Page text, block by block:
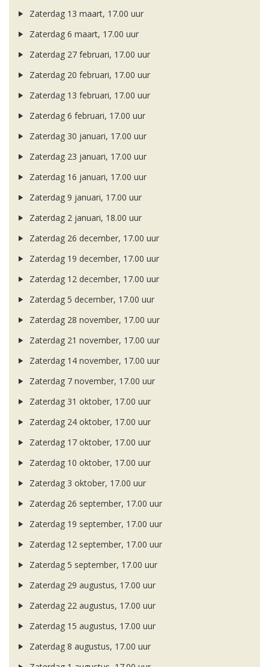
Zaterdag 13 maart, 17.00 uur
Zaterdag 6 maart, 17.00 uur
Zaterdag 27 februari, 17.00 uur
Zaterdag 20 februari, 17.00 uur
Zaterdag 13 februari, 17.00 uur
Zaterdag 6 februari, 17.00 uur
Zaterdag 30 januari, 17.00 uur
Zaterdag 23 januari, 17.00 uur
Zaterdag 16 januari, 17.00 uur
Zaterdag 9 januari, 17.00 uur
Zaterdag 2 januari, 18.00 uur
Zaterdag 26 december, 17.00 uur
Zaterdag 19 december, 17.00 uur
Zaterdag 12 december, 17.00 uur
Zaterdag 5 december, 17.00 uur
Zaterdag 28 november, 17.00 uur
Zaterdag 21 november, 17.00 uur
Zaterdag 14 november, 17.00 uur
Zaterdag 7 november, 17.00 uur
Zaterdag 31 oktober, 17.00 uur
Zaterdag 24 oktober, 17.00 uur
Zaterdag 17 oktober, 17.00 uur
Zaterdag 10 oktober, 17.00 uur
Zaterdag 3 oktober, 17.00 uur
Zaterdag 26 september, 17.00 uur
Zaterdag 19 september, 17.00 uur
Zaterdag 12 september, 17.00 uur
Zaterdag 5 september, 17.00 uur
Zaterdag 29 augustus, 17.00 uur
Zaterdag 22 augustus, 17.00 uur
Zaterdag 15 augustus, 17.00 uur
Zaterdag 8 augustus, 17.00 uur